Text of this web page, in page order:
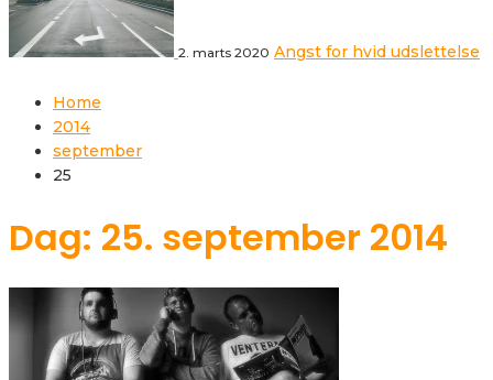
2. marts 2020 Angst for hvid udslettelse
Home
2014
september
25
Dag: 25. september 2014